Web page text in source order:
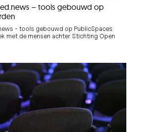
– tools gebouwd op
- tools gebouwd op PublicSpaces
met de mensen achter Stichting Open